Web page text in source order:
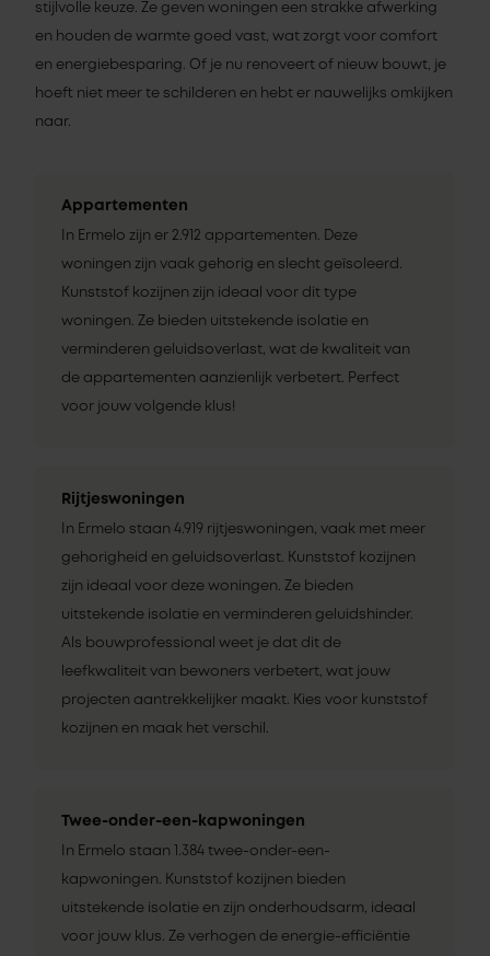
stijlvolle keuze. Ze geven woningen een strakke afwerking
en houden de warmte goed vast, wat zorgt voor comfort
en energiebesparing. Of je nu renoveert of nieuw bouwt, je
hoeft niet meer te schilderen en hebt er nauwelijks omkijken
naar.
Appartementen
In Ermelo zijn er 2.912 appartementen. Deze
woningen zijn vaak gehorig en slecht geïsoleerd.
Kunststof kozijnen zijn ideaal voor dit type
woningen. Ze bieden uitstekende isolatie en
verminderen geluidsoverlast, wat de kwaliteit van
de appartementen aanzienlijk verbetert. Perfect
voor jouw volgende klus!
Rijtjeswoningen
In Ermelo staan 4.919 rijtjeswoningen, vaak met meer
gehorigheid en geluidsoverlast. Kunststof kozijnen
zijn ideaal voor deze woningen. Ze bieden
uitstekende isolatie en verminderen geluidshinder.
Als bouwprofessional weet je dat dit de
leefkwaliteit van bewoners verbetert, wat jouw
projecten aantrekkelijker maakt. Kies voor kunststof
kozijnen en maak het verschil.
Twee-onder-een-kapwoningen
In Ermelo staan 1.384 twee-onder-een-
kapwoningen. Kunststof kozijnen bieden
uitstekende isolatie en zijn onderhoudsarm, ideaal
voor jouw klus. Ze verhogen de energie-efficiëntie